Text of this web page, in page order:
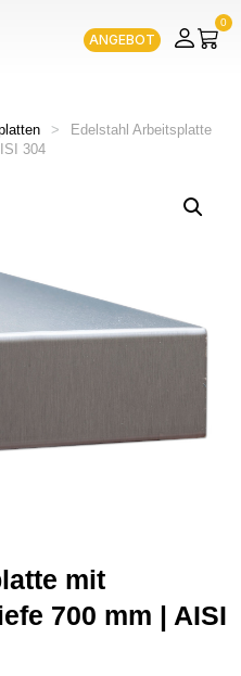
ANGEBOT
0
>
Edelstahl Arbeitsplatte
304
mit
700 mm | AISI